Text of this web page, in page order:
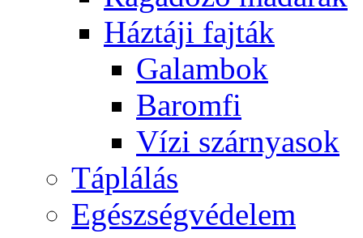
Háztáji fajták
Galambok
Baromfi
Vízi szárnyasok
Táplálás
Egészségvédelem